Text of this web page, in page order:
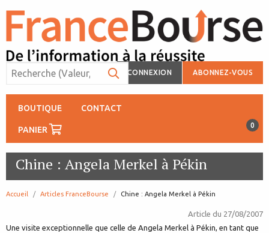
CONNEXION ABONNEZ-VOUS
BOUTIQUE CONTACT
PANIER 0
Chine : Angela Merkel à Pékin
Accueil Articles FranceBourse page:
Chine : Angela Merkel à Pékin
Article du 27/08/2007
Une visite exceptionnelle que celle de Angela Merkel à Pékin, en tant que